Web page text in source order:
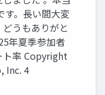
す。長い間大変
うもありがと
年夏季参加者
ト率 Copyright
Inc. 4